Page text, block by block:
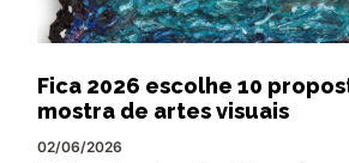
Fica 2026 escolhe 10
mostra de artes visuais
02/06/2026